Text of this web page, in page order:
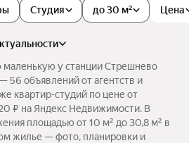
Студия Цена
до 30 м²
маленькую у станции Стрешнево
объявлений от агентств и
квартир-студий по цене от
₽ на Яндекс Недвижимости. В
площадью от 10 м² до 30,8 м² в
жилье — фото, планировки и